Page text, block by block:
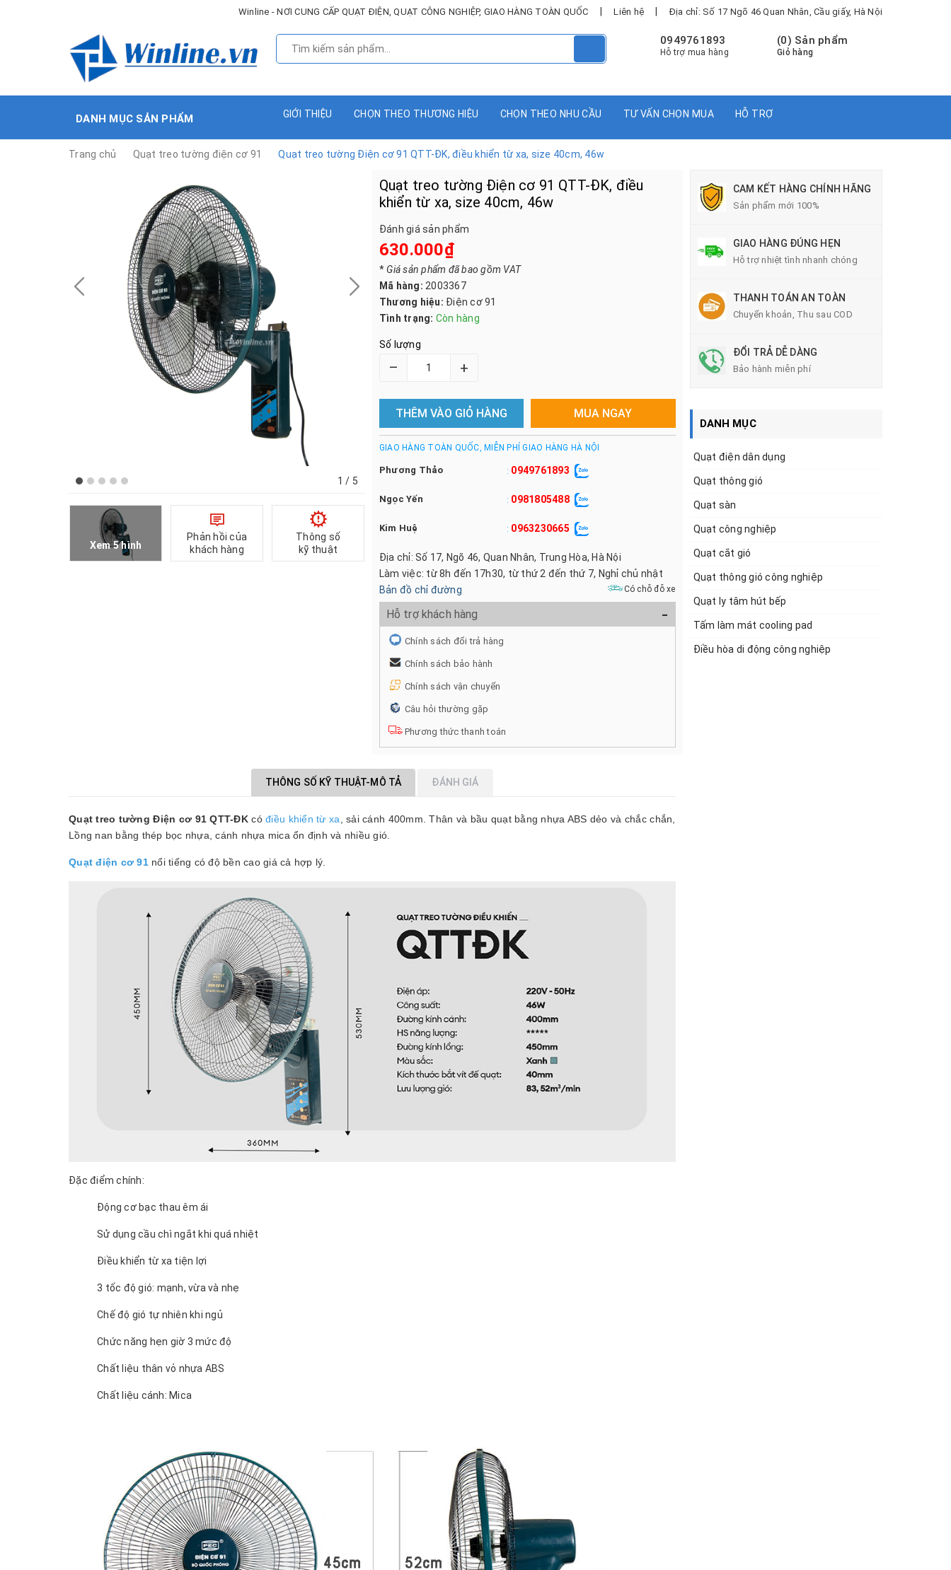
Winline - NƠI CUNG CẤP QUẠT ĐIỆN, QUẠT CÔNG NGHIỆP, GIAO HÀNG TOÀN QUỐC Liên hệ Địa chỉ: Số 17 Ngõ 46 Quan Nhân, Cầu giấy, Hà Nội
(0) Sản phẩm
Giỏ hàng
0949761893
Hỗ trợ mua hàng
DANH MỤC SẢN PHẨM GIỚI THIỆU CHỌN THEO THƯƠNG HIỆU CHỌN THEO NHU CẦU TƯ VẤN CHỌN MUA HỖ TRỢ
Trang chủ Quạt treo tường điện cơ 91 Quạt treo tường Điện cơ 91 QTT-ĐK, điều khiển từ xa, size 40cm, 46w
1 / 5
Xem 5 hình
Phản hồi của
khách hàng
Thông số
kỹ thuật
Quạt treo tường Điện cơ 91 QTT-ĐK, điều
khiển từ xa, size 40cm, 46w
Đánh giá sản phẩm
630.000₫
*Giá sản phẩm đã bao gồm VAT
Mã hàng: 2003367
Thương hiệu: Điện cơ 91
Tình trạng: Còn hàng
Số lượng
– +
THÊM VÀO GIỎ HÀNG MUA NGAY
GIAO HÀNG TOÀN QUỐC, MIỄN PHÍ GIAO HÀNG HÀ NỘI
Phương Thảo : 0949761893
Ngọc Yến : 0981805488
Kim Huệ : 0963230665
Địa chỉ: Số 17, Ngõ 46, Quan Nhân, Trung Hòa, Hà Nội
Làm việc: từ 8h đến 17h30, từ thứ 2 đến thứ 7, Nghỉ chủ nhật
Bản đồ chỉ đường
Có chỗ đỗ xe
Hỗ trợ khách hàng -
Chính sách đổi trả hàng
Chính sách bảo hành
Chính sách vận chuyển
Câu hỏi thường gặp
Phương thức thanh toán
THÔNG SỐ KỸ THUẬT-MÔ TẢ ĐÁNH GIÁ
Quạt treo tường Điện cơ 91 QTT-ĐKcóđiều khiển từ xa , sải cánh 400mm. Thân và bầu quạt bằng nhựa ABS dẻo và chắc chắn,
Lồng nan bằng thép bọc nhựa, cánh nhựa mica ổn định và nhiều gió.
Quạt điện cơ 91nổi tiếng có độ bền cao giá cả hợp lý.
Đặc điểm chính:
Động cơ bạc thau êm ái
Sử dụng cầu chì ngắt khi quá nhiệt
Điều khiển từ xa tiện lợi
3 tốc độ gió: mạnh, vừa và nhẹ
Chế độ gió tự nhiên khi ngủ
Chức năng hẹn giờ 3 mức độ
Chất liệu thân vỏ nhựa ABS
Chất liệu cánh: Mica
CAM KẾT HÀNG CHÍNH HÃNG
Sản phẩm mới 100%
GIAO HÀNG ĐÚNG HẸN
Hỗ trợ nhiệt tình nhanh chóng
THANH TOÁN AN TOÀN
Chuyển khoản, Thu sau COD
ĐỔI TRẢ DỄ DÀNG
Bảo hành miễn phí
DANH MỤC
Quạt điện dân dụng
Quạt thông gió
Quạt sàn
Quạt công nghiệp
Quạt cắt gió
Quạt thông gió công nghiệp
Quạt ly tâm hút bếp
Tấm làm mát cooling pad
Điều hòa di động công nghiệp